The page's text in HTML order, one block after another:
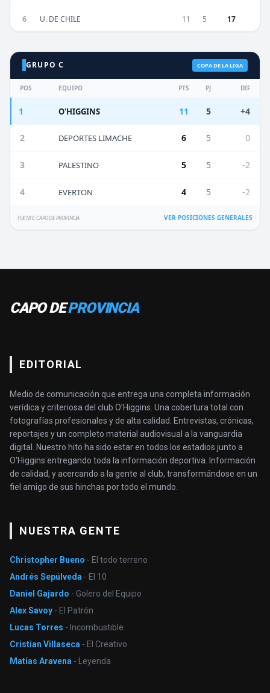
6 U. DE CHILE 11 5 17
GRUPO C COPA DE LA LIGA
POS EQUIPO PTS PJ DIF
1 O'HIGGINS 11 5 +4
2 DEPORTES LIMACHE 6 5 0
3 PALESTINO 5 5 -2
4 EVERTON 4 5 -2
FUENTE: CAPO DE PROVINCIA VER POSICIONES GENERALES
CAPO DEPROVINCIA
EDITORIAL
Medio de comunicación que entrega una completa información
verídica y criteriosa del club O’Higgins. Una cobertura total con
fotografías profesionales y de alta calidad. Entrevistas, crónicas,
reportajes y un completo material audiovisual a la vanguardia
digital. Nuestro hito ha sido estar en todos los estadios junto a
O'Higgins entregando toda la información deportiva. Información
de calidad, y acercando a la gente al club, transformándose en un
fiel amigo de sus hinchas por todo el mundo.
NUESTRA GENTE
Christopher Bueno - El todo terreno
Andrés Sepúlveda - El 10
Daniel Gajardo - Golero del Equipo
Alex Savoy - El Patrón
Lucas Torres - Incombustible
Cristian Villaseca - El Creativo
Matías Aravena - Leyenda